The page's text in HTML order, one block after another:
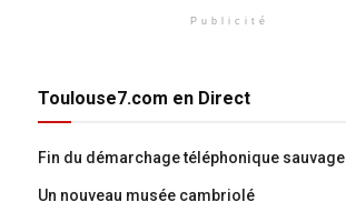
Publicité
Toulouse7.com en Direct
Fin du démarchage téléphonique sauvage
Un nouveau musée cambriolé